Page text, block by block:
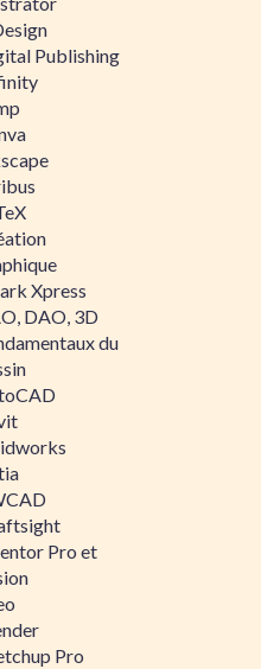
Publishing
Xpress
DAO, 3D
du
Pro et
Pro